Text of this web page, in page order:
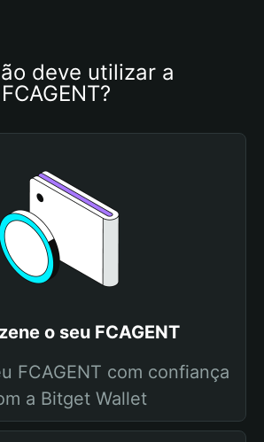
deve utilizar a
o seu FCAGENT
FCAGENT com confiança
a Bitget Wallet